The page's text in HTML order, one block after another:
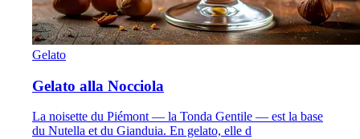
Gelato
Gelato alla Nocciola
La noisette du Piémont — la Tonda Gentile — est la base
du Nutella et du Gianduia. En gelato, elle d